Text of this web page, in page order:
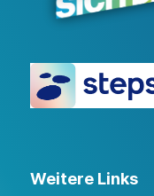
Weitere Links